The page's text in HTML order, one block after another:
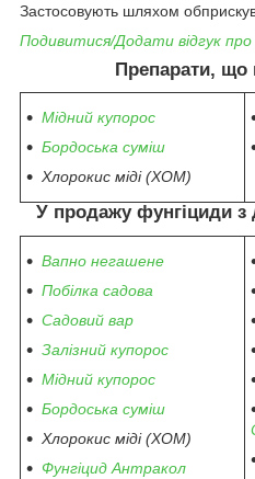
Застосовують шляхом
Подивитися/Додати відгук про
Препарати, що
Мідний купорос
Бордоська суміш
Хлорокис міді (ХОМ)
У продажу фунгіциди з
Вапно негашене
Побілка садова
Садовий вар
Залізний купорос
Мідний купорос
Бордоська суміш
Хлорокис міді (ХОМ)
Фунгіцид Антракол